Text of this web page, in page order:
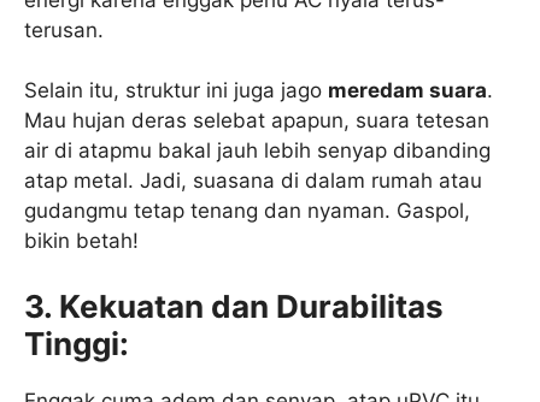
terusan.
Selain itu, struktur ini juga jago meredam suara.
Mau hujan deras selebat apapun, suara tetesan
air di atapmu bakal jauh lebih senyap dibanding
atap metal. Jadi, suasana di dalam rumah atau
gudangmu tetap tenang dan nyaman. Gaspol,
bikin betah!
3. Kekuatan dan Durabilitas
Tinggi: